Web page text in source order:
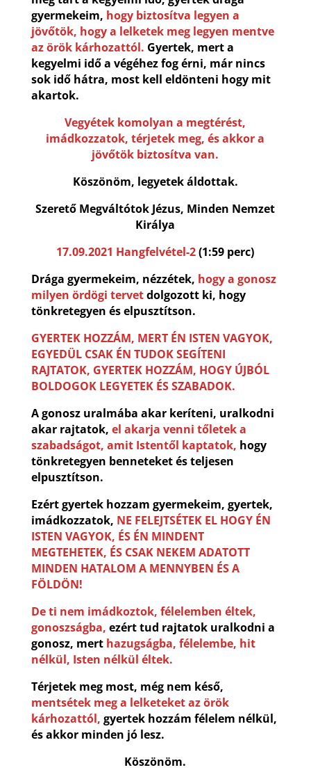
gyermekeim, hogy biztosítva legyen a
jövőtök, hogy a lelketek meg legyen mentve
az örök kárhozattól. Gyertek, mert a
kegyelmi idő a végéhez fog érni, már nincs
sok idő hátra, most kell eldönteni hogy mit
akartok.
Vegyétek komolyan a megtérést,
imádkozzatok, térjetek meg, és akkor a
jövőtök biztosítva van.
Köszönöm, legyetek áldottak.
Szerető Megváltótok Jézus, Minden Nemzet
Királya
17.09.2021 Hangfelvétel-2(1:59 perc)
Drága gyermekeim, nézzétek, hogy a gonosz
milyen ördögi tervetdolgozott ki, hogy
tönkretegyen és elpusztítson.
GYERTEK HOZZÁM, MERT ÉN ISTEN VAGYOK,
EGYEDÜL CSAK ÉN TUDOK SEGÍTENI
RAJTATOK, GYERTEK HOZZÁM, HOGY ÚJBÓL
BOLDOGOK LEGYETEK ÉS SZABADOK.
A gonosz uralmába akar keríteni, uralkodni
akar rajtatok, el akarja venni tőletek a
szabadságot, amit Istentől kaptatok, hogy
tönkretegyen benneteket és teljesen
elpusztítson.
Ezért gyertek hozzam gyermekeim, gyertek,
imádkozzatok, NE FELEJTSÉTEK EL HOGY ÉN
ISTEN VAGYOK, ÉS ÉN MINDENT
MEGTEHETEK, ÉS CSAK NEKEM ADATOTT
MINDEN HATALOM A MENNYBEN ÉS A
FÖLDÖN!
De ti nem imádkoztok, félelemben éltek,
gonoszságba, ezért tud rajtatok uralkodni a
gonosz, mert hazugságba, félelembe, hit
nélkül, Isten nélkül éltek.
Térjetek meg most, még nem késő,
mentsétek meg a lelketeket az örök
kárhozattól, gyertek hozzám félelem nélkül,
és akkor minden jó lesz.
Köszönöm.